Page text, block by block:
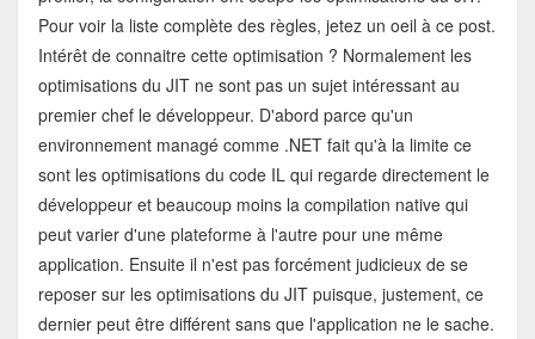
Pour voir la liste complète des règles, jetez un oeil à ce post.
Intérêt de connaitre cette optimisation ? Normalement les
optimisations du JIT ne sont pas un sujet intéressant au
premier chef le développeur. D'abord parce qu'un
environnement managé comme .NET fait qu'à la limite ce
sont les optimisations du code IL qui regarde directement le
développeur et beaucoup moins la compilation native qui
peut varier d'une plateforme à l'autre pour une même
application. Ensuite il n'est pas forcément judicieux de se
reposer sur les optimisations du JIT puisque, justement, ce
dernier peut être différent sans que l'application ne le sache.